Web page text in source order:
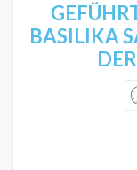
BASILIKA